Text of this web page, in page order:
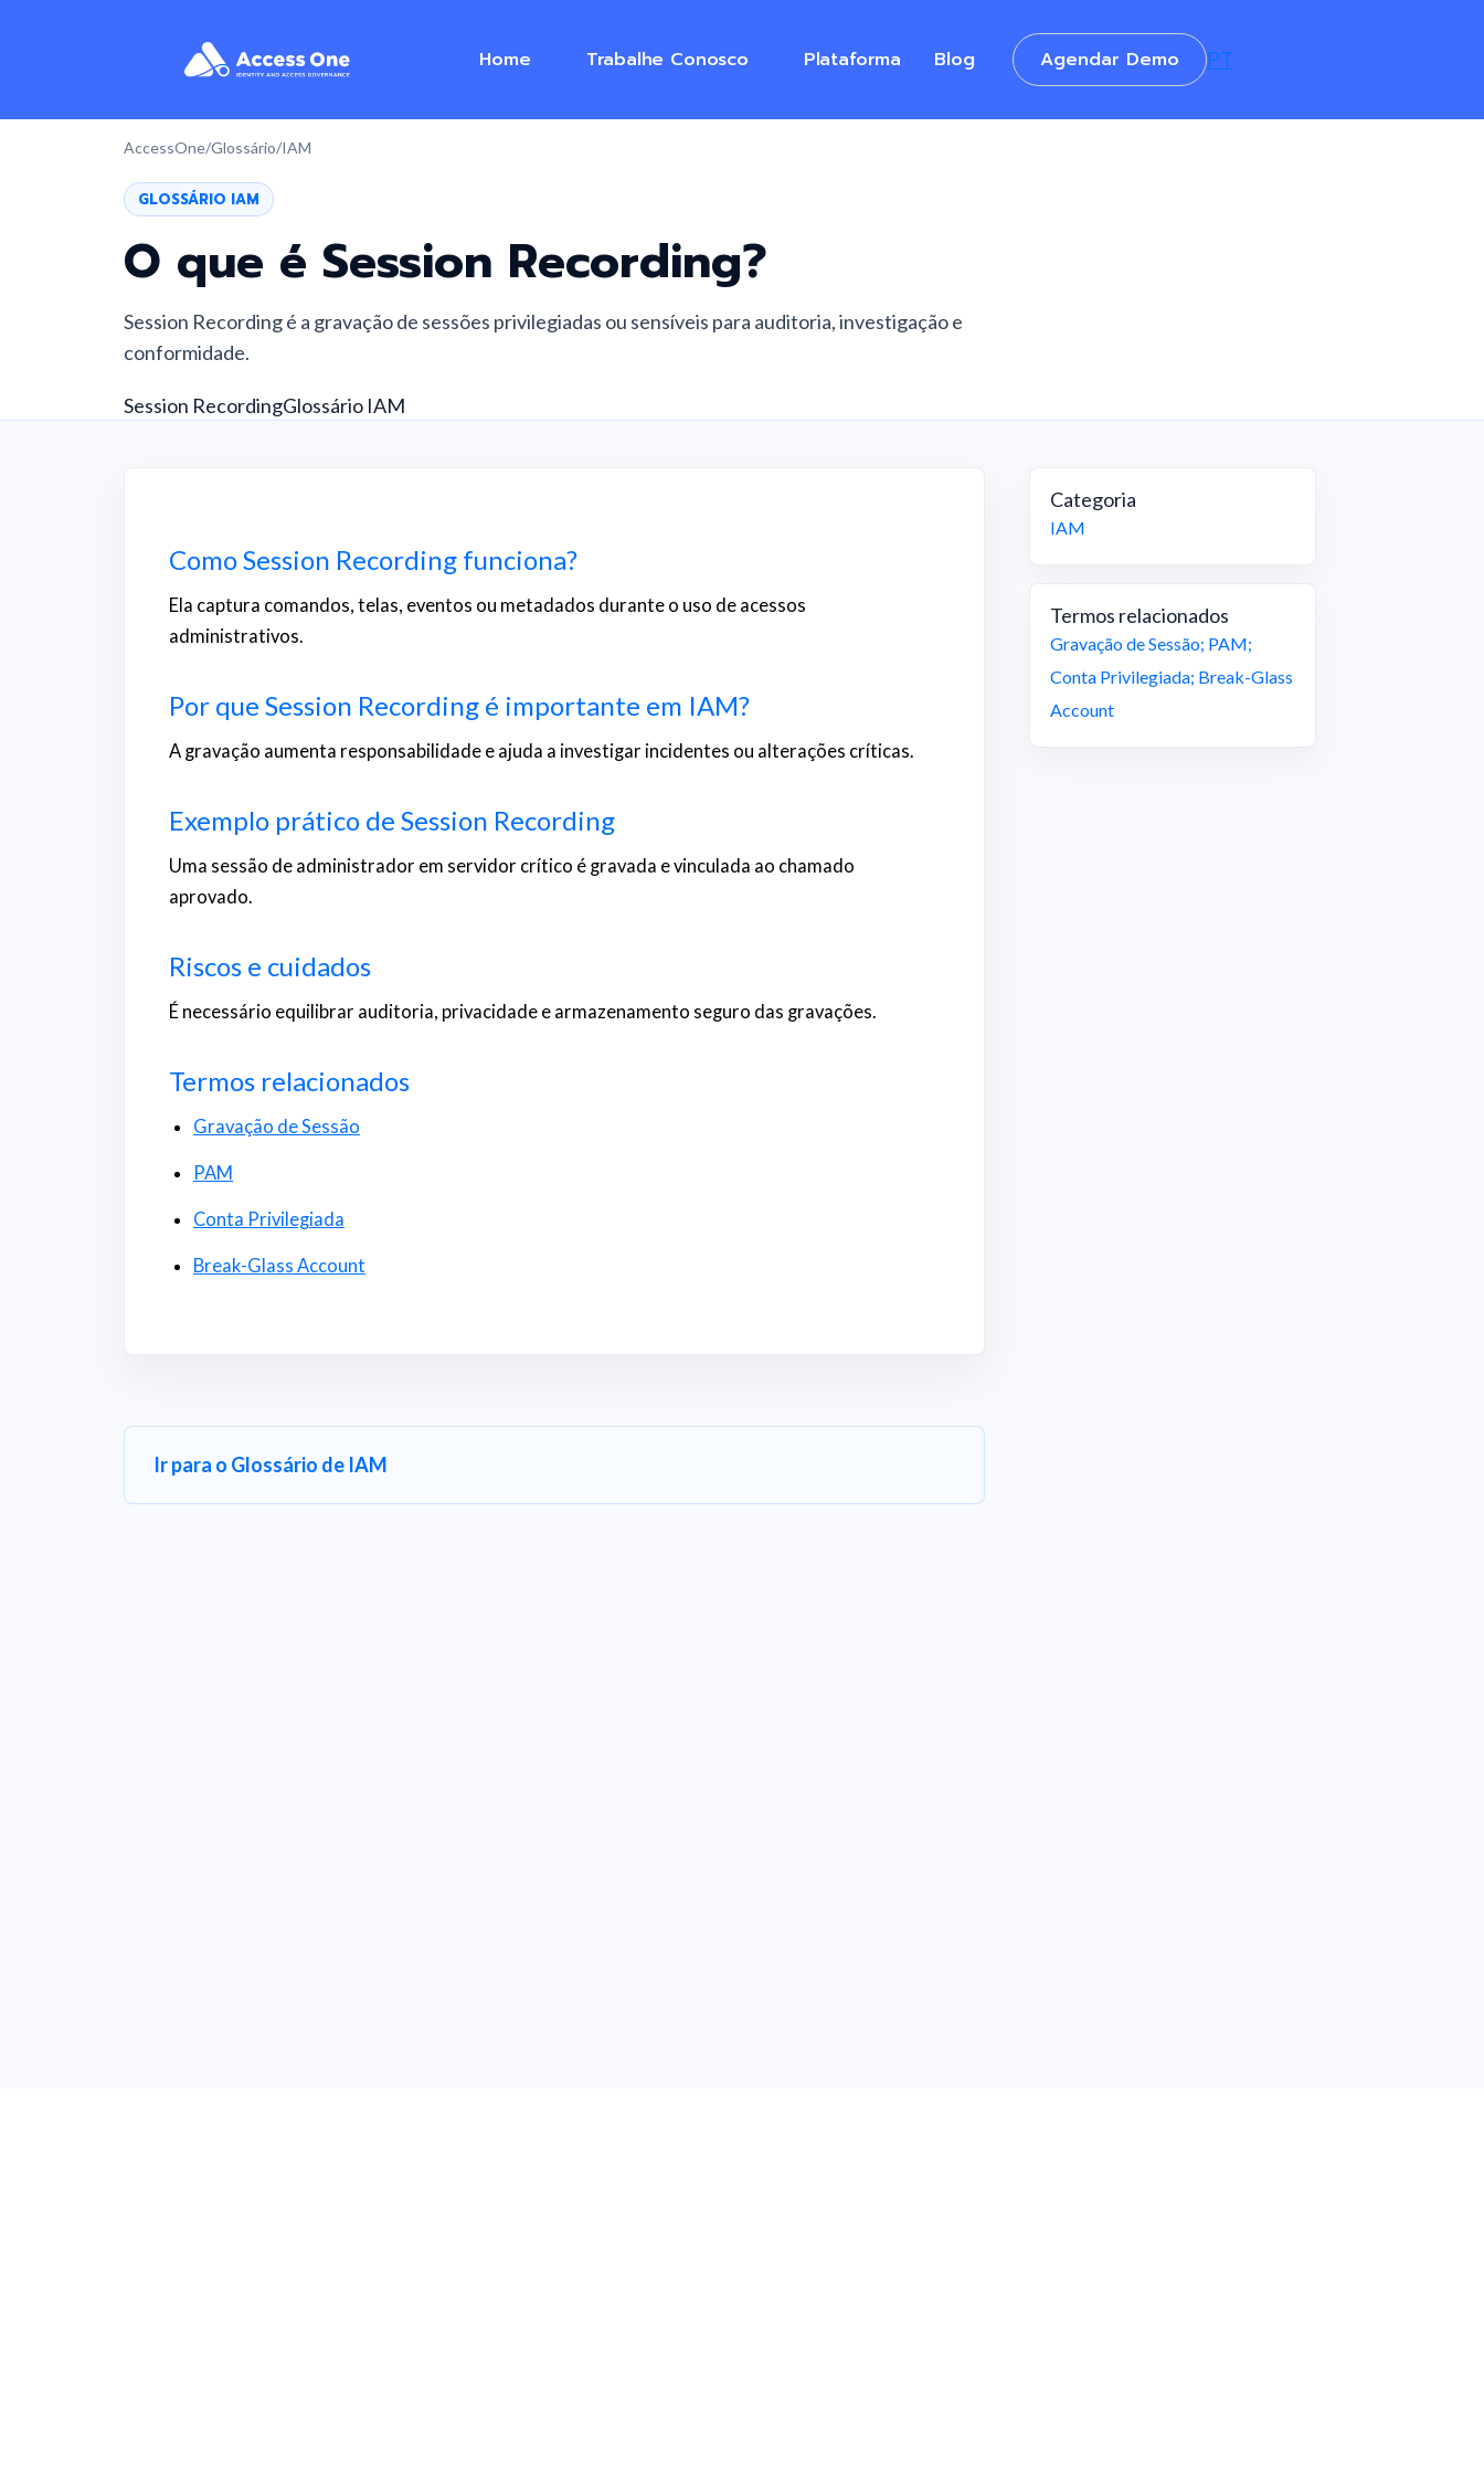
Home Trabalhe Conosco Plataforma Blog Agendar Demo PT
AccessOne/Glossário/IAM
GLOSSÁRIO IAM
O que é Session Recording?
Session Recording é a gravação de sessões privilegiadas ou sensíveis para auditoria, investigação e
conformidade.
Session RecordingGlossário IAM
Como Session Recording funciona?
Ela captura comandos, telas, eventos ou metadados durante o uso de acessos
administrativos.
Por que Session Recording é importante em IAM?
A gravação aumenta responsabilidade e ajuda a investigar incidentes ou alterações críticas.
Exemplo prático de Session Recording
Uma sessão de administrador em servidor crítico é gravada e vinculada ao chamado
aprovado.
Riscos e cuidados
É necessário equilibrar auditoria, privacidade e armazenamento seguro das gravações.
Termos relacionados
Gravação de Sessão
PAM
Conta Privilegiada
Break-Glass Account
Categoria
IAM
Termos relacionados
Gravação de Sessão; PAM;
Conta Privilegiada; Break-Glass
Account
Ir para o Glossário de IAM